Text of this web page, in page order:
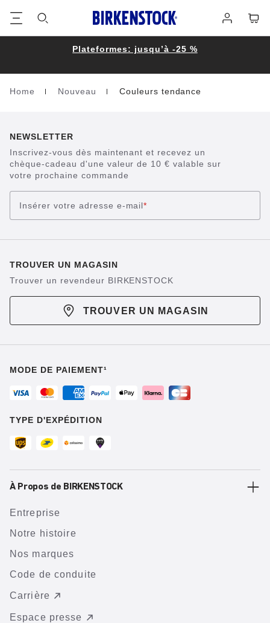
connecter
Plateformes: jusqu’à -25 %
Homepage
Home Nouveau Couleurs tendance
NEWSLETTER
Inscrivez-vous dès maintenant et recevez un
chèque-cadeau d'une valeur de 10 € valable sur
votre prochaine commande
Insérer votre adresse e-mail*
TROUVER UN MAGASIN
Trouver un revendeur BIRKENSTOCK
TROUVER UN MAGASIN
MODE DE PAIEMENT¹
TYPE D'EXPÉDITION
À Propos de BIRKENSTOCK
Entreprise
Notre histoire
Nos marques
Code de conduite
Carrière
Espace presse